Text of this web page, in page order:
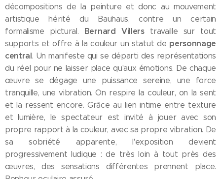
décompositions de la peinture et donc au mouvement
artistique hérité du Bauhaus, contre un certain
formalisme pictural. Bernard Villerstravaille sur tout
supports et offre à la couleur un statut de personnage
central. Un manifeste qui se départi des représentations
du réel pour ne laisser place qu'aux émotions. De chaque
œuvre se dégage une puissance sereine, une force
tranquille, une vibration. On respire la couleur, on la sent
et la ressent encore. Grâce au lien intime entre texture
et lumière, le spectateur est invité à jouer avec son
propre rapport à la couleur, avec sa propre vibration. De
sa sobriété apparente, l'exposition devient
progressivement ludique : de très loin à tout près des
œuvres, des sensations différentes prennent place.